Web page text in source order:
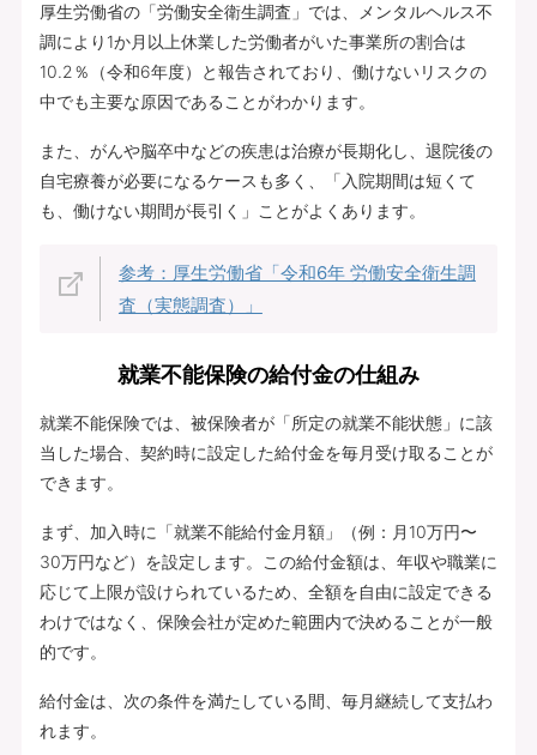
厚生労働省の「労働安全衛生調査」では、メンタルヘルス不
調により1か月以上休業した労働者がいた事業所の割合は
10.2％（令和6年度）と報告されており、働けないリスクの
中でも主要な原因であることがわかります。
また、がんや脳卒中などの疾患は治療が長期化し、退院後の
自宅療養が必要になるケースも多く、「入院期間は短くて
も、働けない期間が長引く」ことがよくあります。
参考：厚生労働省「令和6年 労働安全衛生調
査（実態調査）」
就業不能保険の給付金の仕組み
就業不能保険では、被保険者が「所定の就業不能状態」に該
当した場合、契約時に設定した給付金を毎月受け取ることが
できます。
まず、加入時に「就業不能給付金月額」（例：月10万円〜
30万円など）を設定します。この給付金額は、年収や職業に
応じて上限が設けられているため、全額を自由に設定できる
わけではなく、保険会社が定めた範囲内で決めることが一般
的です。
給付金は、次の条件を満たしている間、毎月継続して支払わ
れます。